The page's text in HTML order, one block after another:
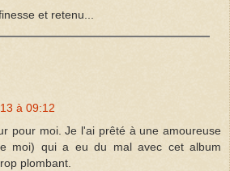
et retenu...
à 09:12
pour moi. Je l'ai prêté à une amoureuse
moi) qui a eu du mal avec cet album
plombant.